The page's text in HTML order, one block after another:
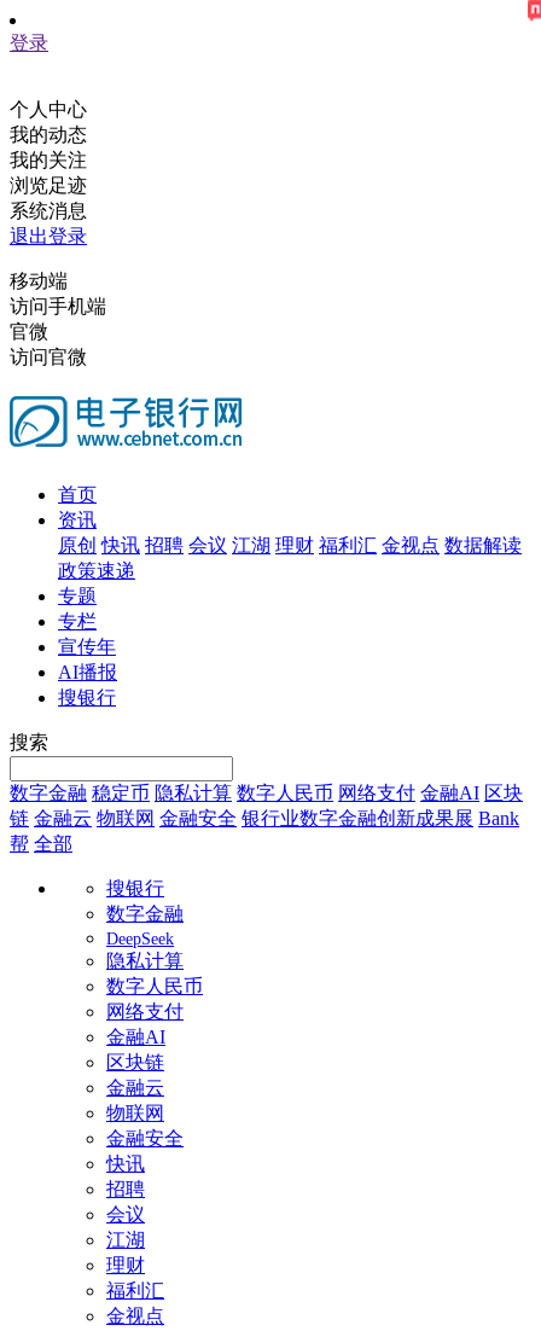
登录
个人中心
我的动态
我的关注
浏览足迹
系统消息
退出登录
移动端
访问手机端
官微
访问官微
首页
资讯
原创 快讯 招聘 会议 江湖 理财 福利汇 金视点 数据解读
政策速递
专题
专栏
宣传年
AI播报
搜银行
搜索
数字金融 稳定币 隐私计算 数字人民币 网络支付 金融AI 区块
链 金融云 物联网 金融安全 银行业数字金融创新成果展 Bank
帮 全部
搜银行
数字金融
DeepSeek
隐私计算
数字人民币
网络支付
金融AI
区块链
金融云
物联网
金融安全
快讯
招聘
会议
江湖
理财
福利汇
金视点